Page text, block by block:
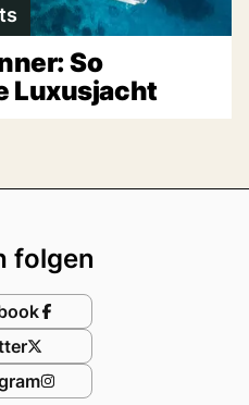
So
Luxusjacht
folgen